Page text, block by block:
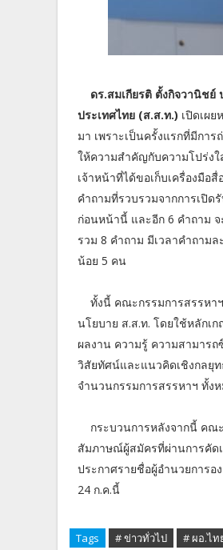
ดร.สมเกียรติ ตั้งกิจวานิช
ประเทศไทย (ส.ส.ท.) เปิดเผ
มา เพราะเป็นครั้งแรกที่มีกา
ให้ความสำคัญกับความโปร่ง
เจ้าหน้าที่ได้ขอเก็บเครื่องมื
คำถามที่รวบรวมจากการเปิ
ก่อนหน้านี้ และอีก 6 คำถาม
รวม 8 คำถาม มีเวลาคำถาม
น้อย 5 คน
ทั้งนี้ คณะกรรมการสรรหา
นโยบาย ส.ส.ท. โดยใช้หลักเ
ผลงาน ความรู้ ความสามาร
วิสัยทัศน์และแนวคิดเชิงกลยุ
จำนวนกรรมการสรรหาฯ ทั้ง
กระบวนการหลังจากนี้ คณ
สัมภาษณ์ผู้สมัครที่ผ่านการคัด
ประกาศรายชื่อผู้อำนวยการ
24 ก.ค.นี้
Tags # ข่าวทั่วไป # ผอ.ไท